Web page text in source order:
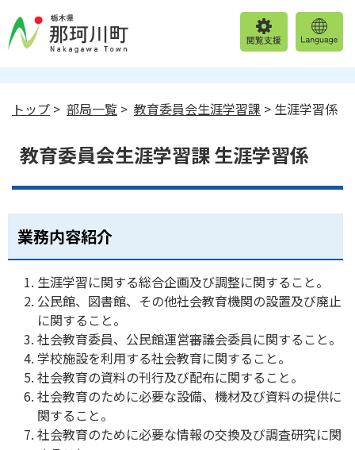
トップ > 部局一覧 > 教育委員会生涯学習課 > 生涯学習係
教育委員会生涯学習課 生涯学習係
業務内容紹介
生涯学習に関する総合企画及び調整に関すること。
公民館、図書館、その他社会教育機関の設置及び廃止
に関すること。
社会教育委員、公民館運営審議会委員に関すること。
学校施設を利用する社会教育に関すること。
社会教育の資料の刊行及び配布に関すること。
社会教育のために必要な設備、機材及び資料の提供に
関すること。
社会教育のために必要な情報の交換及び調査研究に関